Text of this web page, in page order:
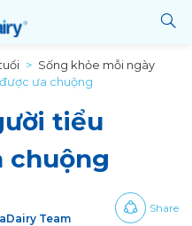
Sống khỏe mỗi ngày
ưa chuộng
tiểu
chuộng
Team
Share